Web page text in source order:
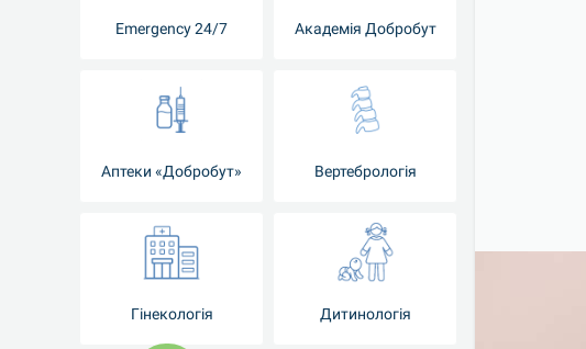
Emergency 24/7 Академія Добробут
Аптеки «Добробут» Вертебрологія
Гінекологія Дитинологія